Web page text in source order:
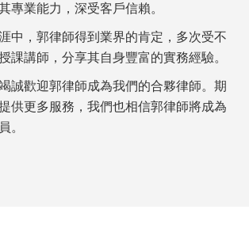
專業能力，深受客戶信賴。
中，郭律師得到業界的肯定，多次受不
課講師，分享其自身豐富的實務經驗。
誠歡迎郭律師成為我們的合夥律師。期
供更多服務，我們也相信郭律師將成為
。